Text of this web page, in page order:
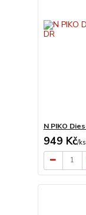
N PIKO
949 Kč/ks